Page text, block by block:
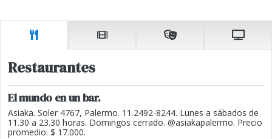
Restaurantes
El mundo en un bar.
Asiaka. Soler 4767, Palermo. 11.2492-8244. Lunes a sábados de
11.30 a 23.30 horas. Domingos cerrado. @asiakapalermo. Precio
promedio: $ 17.000.